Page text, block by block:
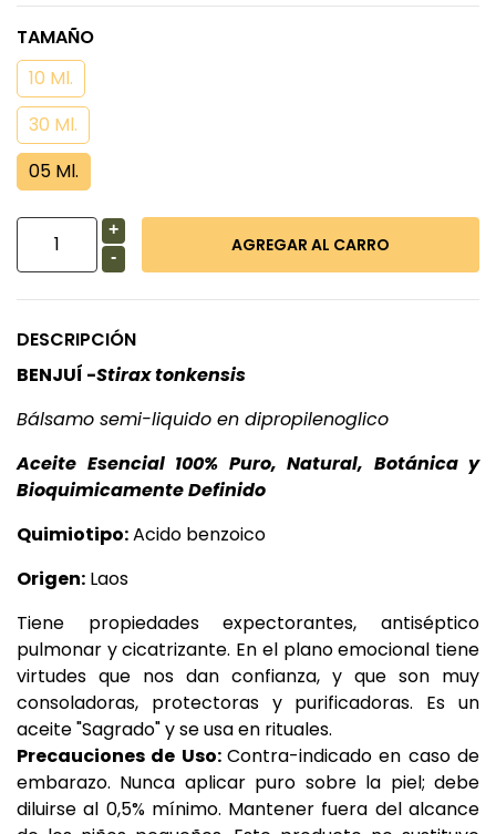
TAMAÑO
10 Ml.
30 Ml.
05 Ml.
+
-
DESCRIPCIÓN
BENJUÍ -Stirax tonkensis
Bálsamo semi-liquido en dipropilenoglico
Aceite Esencial 100% Puro, Natural, Botánica y
Bioquimicamente Definido
Quimiotipo:Acido benzoico
Origen: Laos
Tiene propiedades expectorantes, antiséptico
pulmonar y cicatrizante. En el plano emocional tiene
virtudes que nos dan confianza, y que son muy
consoladoras, protectoras y purificadoras. Es un
aceite "Sagrado" y se usa en rituales.
Precauciones de Uso: Contra-indicado en caso de
embarazo. Nunca aplicar puro sobre la piel; debe
diluirse al 0,5% mínimo. Mantener fuera del alcance